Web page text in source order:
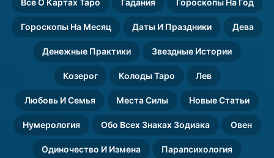
Гороскопы На Месяц Даты И Праздники Дева
Денежные Практики Звездные Истории
Козерог Колоды Таро Лев
Любовь И Семья Места Силы Новые Статьи
Нумерология Обо Всех Знаках Зодиака Овен
Одиночество И Измена Парапсихология